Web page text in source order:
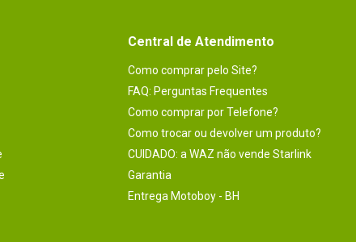
Central de Atendimento
Como comprar pelo Site?
FAQ: Perguntas Frequentes
Como comprar por Telefone?
Como trocar ou devolver um produto?
CUIDADO: a WAZ não vende Starlink
Garantia
Entrega Motoboy - BH